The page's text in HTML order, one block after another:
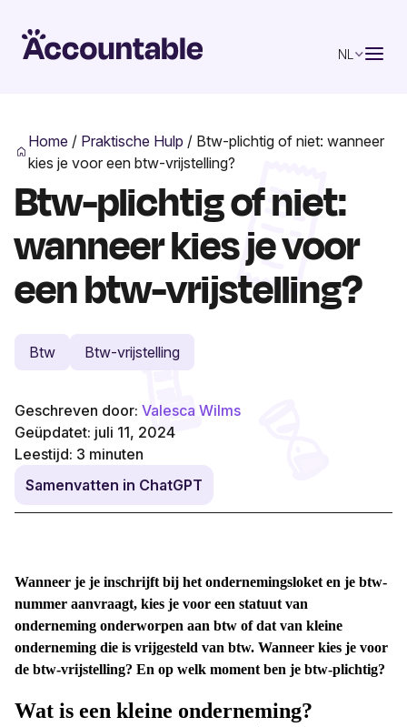
NL
Home / Praktische Hulp / Btw-plichtig of niet: wanneer
kies je voor een btw-vrijstelling?
Btw-plichtig of niet:
wanneer kies je voor
een btw-vrijstelling?
Btw Btw-vrijstelling
Geschreven door: Valesca Wilms
Geüpdatet: juli 11, 2024
Leestijd: 3 minuten
Samenvatten in ChatGPT
Wanneer je je inschrijft bij het ondernemingsloket en je btw-
nummer aanvraagt, kies je voor een statuut van
onderneming onderworpen aan btw of dat van kleine
onderneming die is vrijgesteld van btw. Wanneer kies je voor
de btw-vrijstelling? En op welk moment ben je btw-plichtig?
Wat is een kleine onderneming?